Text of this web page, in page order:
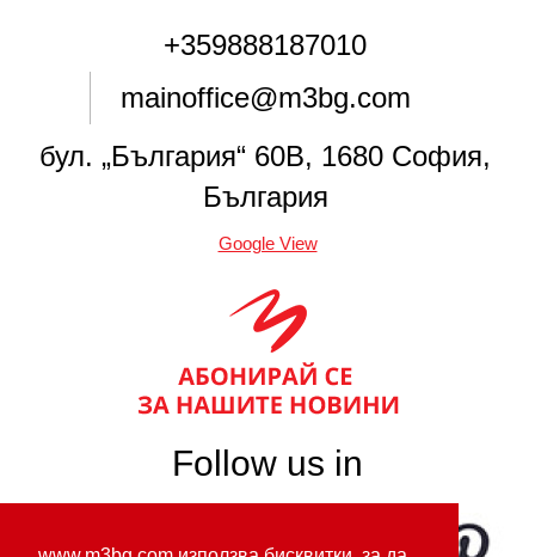
+359888187010
mainoffice@m3bg.com
бул. „България“ 60В, 1680 София,
България
Google View
Follow us in